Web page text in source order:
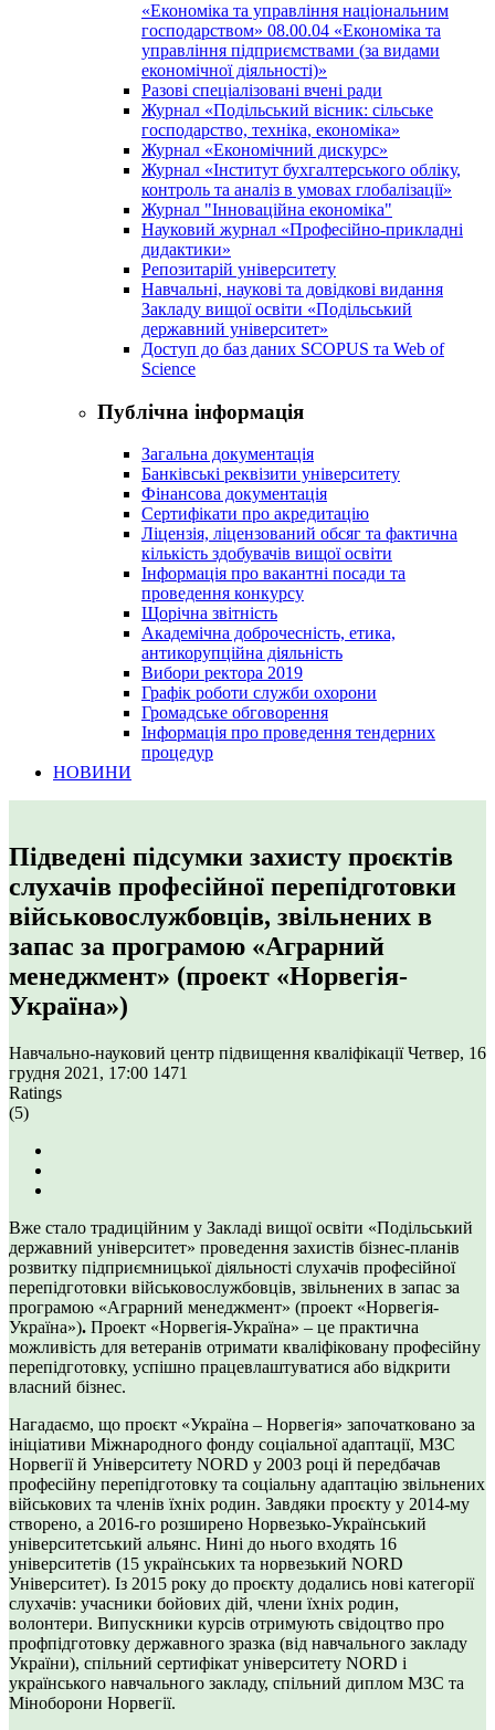
«Економіка та управління національним
господарством» 08.00.04 «Економіка та
управління підприємствами (за видами
економічної діяльності)»
Разові спеціалізовані вчені ради
Журнал «Подільський вісник: сільське
господарство, техніка, економіка»
Журнал «Економічний дискурс»
Журнал «Інститут бухгалтерського обліку,
контроль та аналіз в умовах глобалізації»
Журнал "Інноваційна економіка"
Науковий журнал «Професійно-прикладні
дидактики»
Репозитарій університету
Навчальні, наукові та довідкові видання
Закладу вищої освіти «Подільський
державний університет»
Доступ до баз даних SCOPUS та Web of
Science
Публічна інформація
Загальна документація
Банківські реквізити університету
Фінансова документація
Сертифікати про акредитацію
Ліцензія, ліцензований обсяг та фактична
кількість здобувачів вищої освіти
Інформація про вакантні посади та
проведення конкурсу
Щорічна звітність
Академічна доброчесність, етика,
антикорупційна діяльність
Вибори ректора 2019
Графік роботи служби охорони
Громадське обговорення
Інформація про проведення тендерних
процедур
НОВИНИ
Підведені підсумки захисту проєктів
слухачів професійної перепідготовки
військовослужбовців, звільнених в
запас за програмою «Аграрний
менеджмент» (проект «Норвегія-
Україна»)
Навчально-науковий центр підвищення кваліфікаціїЧетвер, 16
грудня 2021, 17:00 1471
Ratings
(5)
Вже стало традиційним у Закладі вищої освіти «Подільський
державний університет» проведення захистів бізнес-планів
розвитку підприємницької діяльності слухачів професійної
перепідготовки військовослужбовців, звільнених в запас за
програмою «Аграрний менеджмент» (проект «Норвегія-
Україна»). Проект «Норвегія-Україна» – це практична
можливість для ветеранів отримати кваліфіковану професійну
перепідготовку, успішно працевлаштуватися або відкрити
власний бізнес.
Нагадаємо, що проєкт «Україна ‒ Норвегія» започатковано за
ініціативи Міжнародного фонду соціальної адаптації, МЗС
Норвегії й Університету NORD у 2003 році й передбачав
професійну перепідготовку та соціальну адаптацію звільнених
військових та членів їхніх родин. Завдяки проєкту у 2014-му
створено, а 2016-го розширено Норвезько-Український
університетський альянс. Нині до нього входять 16
університетів (15 українських та норвезький NORD
Університет). Із 2015 року до проєкту додались нові категорії
слухачів: учасники бойових дій, члени їхніх родин,
волонтери. Випускники курсів отримують свідоцтво про
профпідготовку державного зразка (від навчального закладу
України), спільний сертифікат університету NORD і
українського навчального закладу, спільний диплом МЗС та
Міноборони Норвегії.